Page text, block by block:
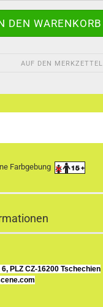
AUF DEN MERKZETTEL
Farbgebung
6, PLZ CZ-16200 Tschechien